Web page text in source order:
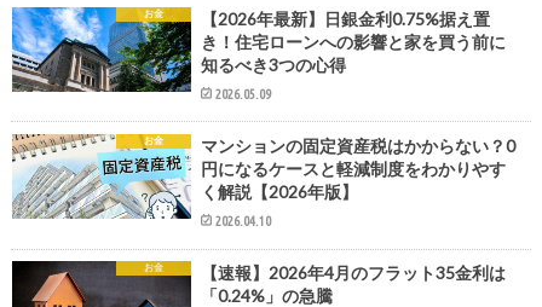
お金
【2026年最新】日銀金利0.75%据え置
き！住宅ローンへの影響と家を買う前に
知るべき3つの心得
2026.05.09
お金
マンションの固定資産税はかからない？0
円になるケースと軽減制度をわかりやす
く解説【2026年版】
2026.04.10
お金
【速報】2026年4月のフラット35金利は
「0.24%」の急騰